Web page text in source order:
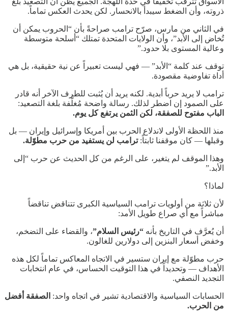
ذروته، وأن الضغط سيبدأ بالانحسار. لكن يحدث العكس تماماً.
في الثاني من مارس، صرّح ترامب صراحةً بأن “الحروب يمكن أن
تُخاض إلى الأبد”، وأن الولايات المتحدة تمتلك “أسلحة متوسطة
وعالية المستوى بلا حدود.”
توقف عند كلمة “الأبد” — فهي ليست تعبيراً عن نية حقيقية، بل هي
أداة تفاوضية مقصودة.
ترامب لا يريد حرباً أبدية. لكنه يريد أن يُثبت للطرف الآخر أنه قادر
على الصمود إن اضطر لذلك. رسالة واضحة مُغلّفة بلغة التصعيد:
الباب مفتوح للصفقة، لكن الثمن يرتفع كل يوم.
منذ اللحظة الأولى لاندلاع الحرب بين أمريكا وإسرائيل وإيران — بل
وقبلها — كان موقفنا ثابتاً:ترامب لن يستفيد من حرب مطوّلة.
وهذا الموقف لم يتغير، على الرغم من كل الحديث عن حرب “إلى
الأبد.”
لماذا؟
لأن ثلاثة من أولويات ترامب السياسية الكبرى تتناقض تناقضاً
مباشراً مع أي صراع طويل الأمد:
أن يُعرَّف في التاريخ بأنه “رئيس السلام”، والقضاء على التضخم،
وخفض أسعار البنزين إلى دولارين للغالون.
حرب مطوّلة مع إيران ستسير في الاتجاه المعاكس تماماً لكل هذه
الأهداف — وتحديداً في هذا التوقيت الحساس، في عام انتخابات
التجديد النصفي.
الحسابات السياسية والاقتصادية تشير في اتجاه واحد: الصفقة أفضل
من الحرب.